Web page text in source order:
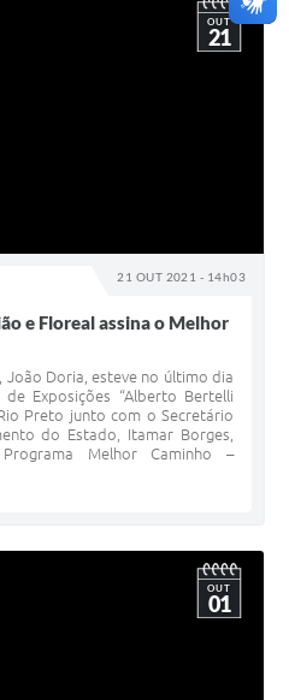
21 OUT 2021 - 14h03
OUT
21
e Floreal assina o Melhor
João Doria, esteve no último dia
Exposições “Alberto Bertelli
Preto junto com o Secretário
do Estado, Itamar Borges,
Melhor Caminho –
OUT
01